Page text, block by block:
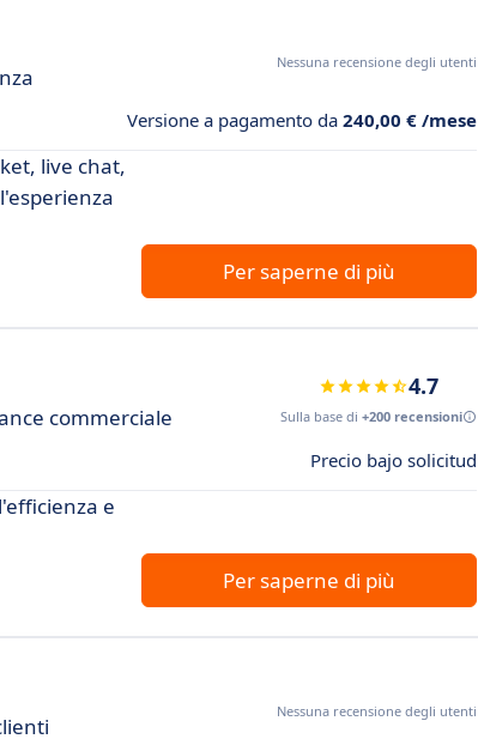
Nessuna recensione degli utenti
Versione a pagamento da 240,00 € /mese
live chat,
Per saperne di più
commerciale
4.7
Sulla base di +200 recensioni
Precio bajo solicitud
e
Per saperne di più
Nessuna recensione degli utenti